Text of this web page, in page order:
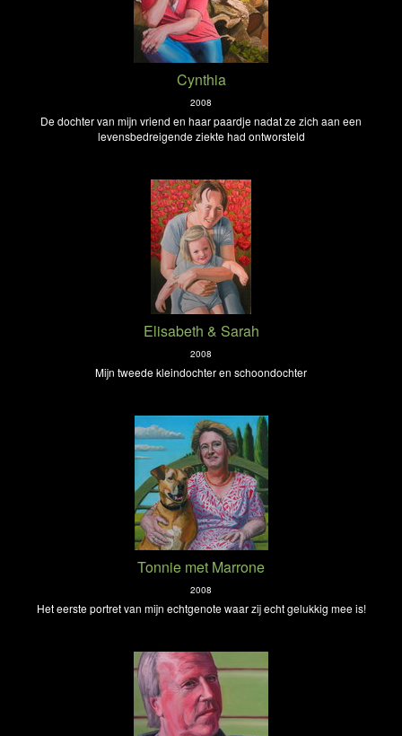
Cynthia
2008
De dochter van mijn vriend en haar paardje nadat ze zich aan een
levensbedreigende ziekte had ontworsteld
Elisabeth & Sarah
2008
Mijn tweede kleindochter en schoondochter
Tonnie met Marrone
2008
Het eerste portret van mijn echtgenote waar zij echt gelukkig mee is!